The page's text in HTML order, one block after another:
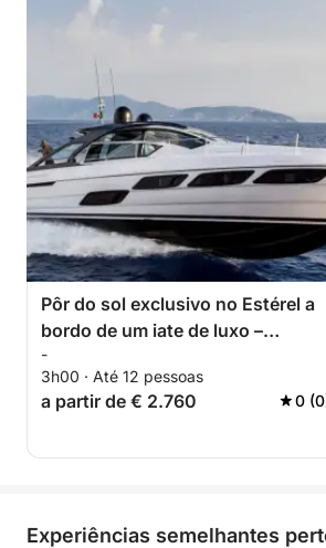
Pôr do sol exclusivo no Estérel a
bordo de um iate de luxo –
enseadas secretas e experiência
premium com tudo incluído.
-
3h00 · Até 12 pessoas
a partir de € 2.760 0
Experiências semelhantes